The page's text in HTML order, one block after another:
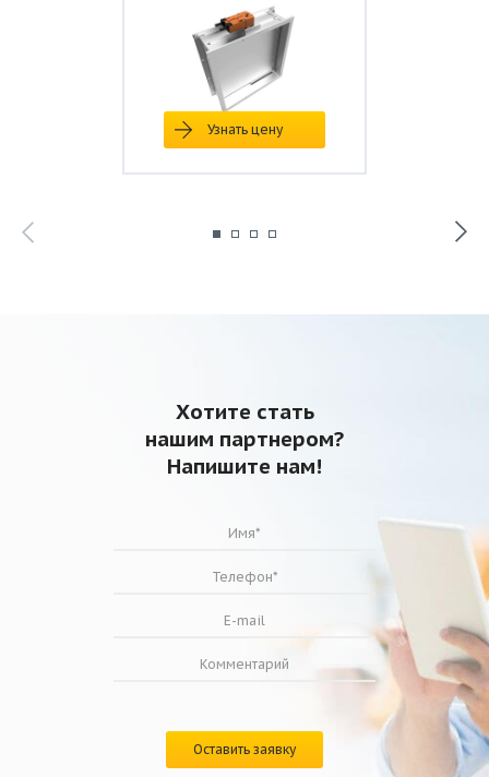
Узнать цену
Хотите стать
нашим партнером?
Напишите нам!
Оставить заявку